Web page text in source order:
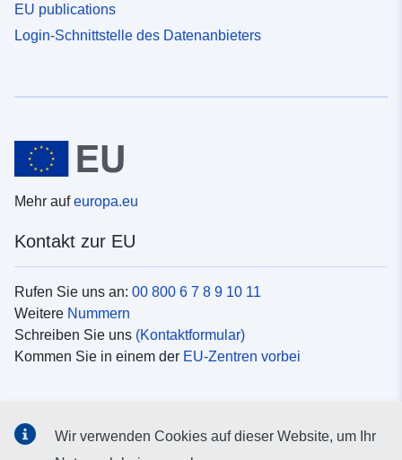
EU publications
Login-Schnittstelle des Datenanbieters
Mehr aufeuropa.eu
Kontakt zur EU
Rufen Sie uns an: 00 800 6 7 8 9 10 11
Weitere Nummern
Schreiben Sie uns (Kontaktformular)
Kommen Sie in einem der EU-Zentren vorbei
Wir verwenden Cookies auf dieser Website, um Ihr